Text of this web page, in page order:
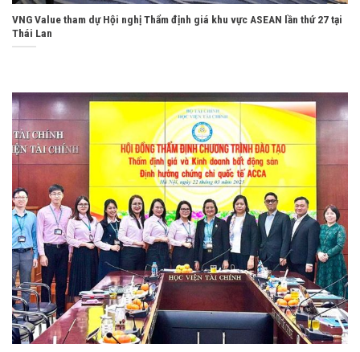
VNG Value tham dự Hội nghị Thẩm định giá khu vực ASEAN lần thứ 27 tại
Thái Lan